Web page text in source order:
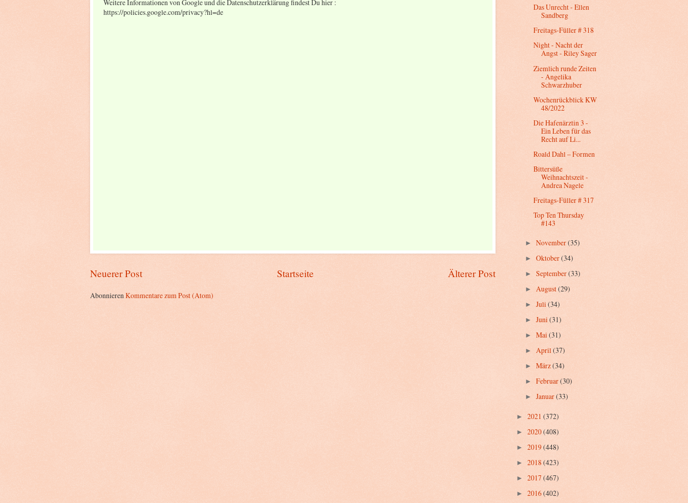
Weitere Informationen von Google und die Datenschutzerklärung findest Du hier :
https://policies.google.com/privacy?hl=de
Neuerer Post Älterer Post
Startseite
Abonnieren Kommentare zum Post (Atom)
Das Unrecht - Ellen
Sandberg
Freitags-Füller # 318
Night - Nacht der
Angst - Riley Sager
Ziemlich runde Zeiten
- Angelika
Schwarzhuber
Wochenrückblick KW
48/2022
Die Hafenärztin 3 -
Ein Leben für das
Recht auf Li...
Roald Dahl – Formen
Bittersüße
Weihnachtszeit -
Andrea Nagele
Freitags-Füller # 317
Top Ten Thursday
#143
► November(35)
► Oktober(34)
► September(33)
► August(29)
► Juli(34)
► Juni(31)
► Mai(31)
► April(37)
► März(34)
► Februar(30)
► Januar(33)
► 2021 (372)
► 2020(408)
► 2019(448)
► 2018(423)
► 2017(467)
► 2016(402)